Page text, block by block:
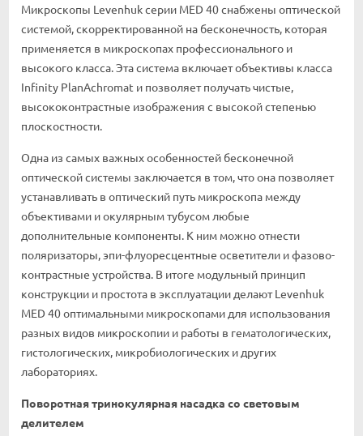
Микроскопы Levenhuk серии MED 40 снабжены оптической
системой, скорректированной на бесконечность, которая
применяется в микроскопах профессионального и
высокого класса. Эта система включает объективы класса
Infinity PlanAchromat и позволяет получать чистые,
высококонтрастные изображения с высокой степенью
плоскостности.
Одна из самых важных особенностей бесконечной
оптической системы заключается в том, что она позволяет
устанавливать в оптический путь микроскопа между
объективами и окулярным тубусом любые
дополнительные компоненты. К ним можно отнести
поляризаторы, эпи-флуоресцентные осветители и фазово-
контрастные устройства. В итоге модульный принцип
конструкции и простота в эксплуатации делают Levenhuk
MED 40 оптимальными микроскопами для использования
разных видов микроскопии и работы в гематологических,
гистологических, микробиологических и других
лабораториях.
Поворотная тринокулярная насадка со световым
делителем